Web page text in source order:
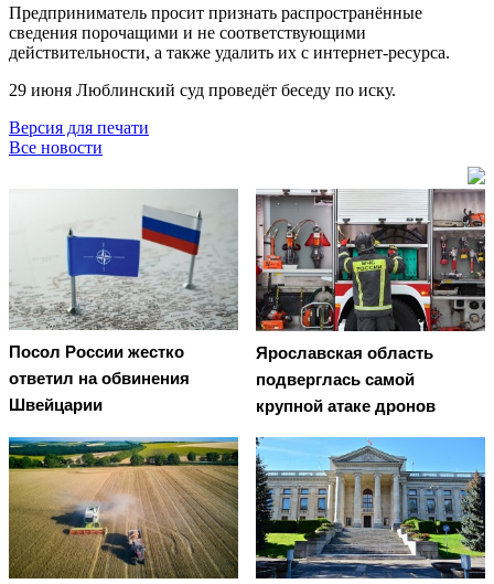
Предприниматель просит признать распространённые
сведения порочащими и не соответствующими
действительности, а также удалить их с интернет-ресурса.
29 июня Люблинский суд проведёт беседу по иску.
Версия для печати
Все новости
Посол России жестко
ответил на обвинения
Швейцарии
Ярославская область
подверглась самой
крупной атаке дронов